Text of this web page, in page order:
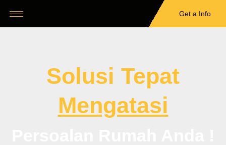
Get a Info
Solusi Tepat
Mengatasi